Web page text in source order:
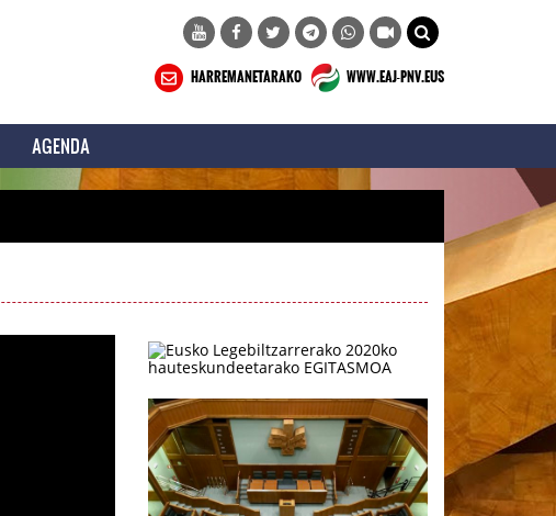
HARREMANETARAKO WWW.EAJ-PNV.EUS
AGENDA